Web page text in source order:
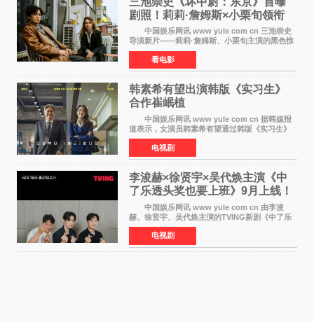
剧照！莉莉·詹姆斯×小栗旬领衔
黑色惊悚再升级
中国娱乐网讯 www yule com cn 三池崇史
导演新片——莉莉·詹姆斯、小栗旬主演的黑色惊
悚电影《坏中尉：东京》首曝剧照。继阿贝尔·费
拉拉&times;哈威·凯特尔的1992年《坏中尉》和
沃纳·赫
看电影
韩素希有望出演韩版《实习生》
合作崔岷植
中国娱乐网讯 www yule com cn 据韩媒报
道表示，女演员韩素希有望通过韩版《实习生》
回归荧幕，合作前辈演员崔岷植。 根据消息
表示，演员韩素希目前已经结束了电视剧《Y计
划》的拍摄工
电视剧
李浚赫×徐贤宇×吴代焕主演《中
了乐透头奖也要上班》9月上线！
TVING先网后台
中国娱乐网讯 www yule com cn 由李浚
赫、徐贤宇、吴代焕主演的TVING新剧《中了乐
透头奖也要上班》定档9月10日播出，随后于9月
14日起登陆tvN月火档，实现先网后台双平台播出
模式。 本剧改
电视剧